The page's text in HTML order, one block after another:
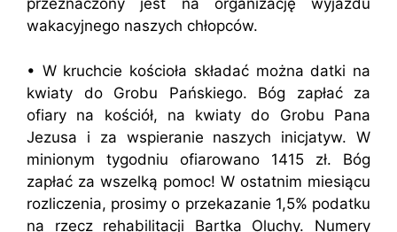
przeznaczony jest na organizację wyjazdu
wakacyjnego naszych chłopców.
• W kruchcie kościoła składać można datki na
kwiaty do Grobu Pańskiego. Bóg zapłać za
ofiary na kościół, na kwiaty do Grobu Pana
Jezusa i za wspieranie naszych inicjatyw. W
minionym tygodniu ofiarowano 1415 zł. Bóg
zapłać za wszelką pomoc! W ostatnim miesiącu
rozliczenia, prosimy o przekazanie 1,5% podatku
na rzecz rehabilitacji Bartka Oluchy. Numery